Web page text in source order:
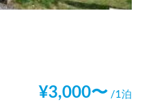
¥3,000〜 /1泊